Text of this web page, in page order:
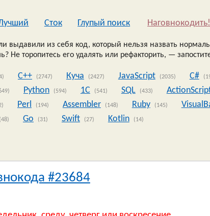
Сток Глупый поиск Наговнокодить!
выдавили из себя код, который нельзя назвать
Не торопитесь его удалять или рефакторить, —
C++ (2747) Куча (2427) JavaScript (2035) C#
Python (594) 1C (541) SQL (433)
Perl (194) Assembler (148) Ruby (145)
(48) Go (31) Swift (27) Kotlin (14)
#23684